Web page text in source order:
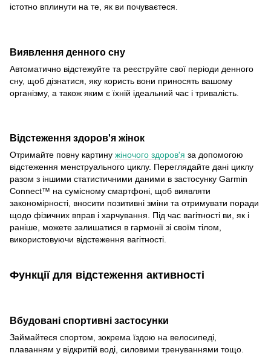
істотно вплинути на те, як ви почуваєтеся.
Виявлення денного сну
Автоматично відстежуйте та реєструйте свої періоди денного
сну, щоб дізнатися, яку користь вони приносять вашому
організму, а також яким є їхній ідеальний час і тривалість.
Відстеження здоров'я жінок
Отримайте повну картину жіночого здоров'я за допомогою
відстеження менструального циклу. Переглядайте дані циклу
разом з іншими статистичними даними в застосунку Garmin
Connect™ на сумісному смартфоні, щоб виявляти
закономірності, вносити позитивні зміни та отримувати поради
щодо фізичних вправ і харчування. Під час вагітності ви, як і
раніше, можете залишатися в гармонії зі своїм тілом,
використовуючи відстеження вагітності.
Функції для відстеження активності
Вбудовані спортивні застосунки
Займайтеся спортом, зокрема їздою на велосипеді,
плаванням у відкритій воді, силовими тренуваннями тощо.